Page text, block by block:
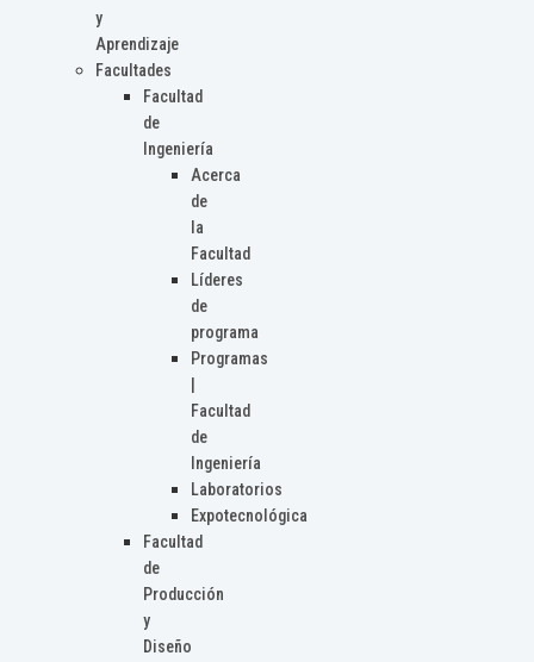
y
Aprendizaje
Facultades
Facultad
de
Ingeniería
Acerca
de
la
Facultad
Líderes
de
programa
Programas
Facultad
de
Ingeniería
Laboratorios
Expotecnológica
Facultad
de
Producción
y
Diseño